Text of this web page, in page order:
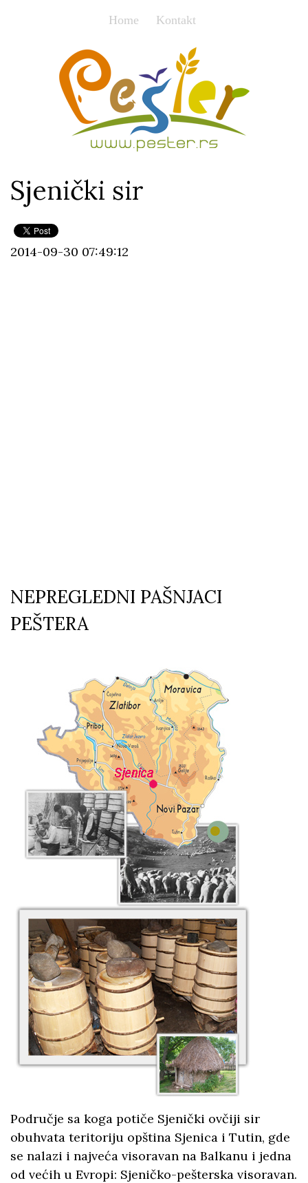
Home Kontakt
Sjenički sir
2014-09-30 07:49:12
NEPREGLEDNI PAŠNJACI
PEŠTERA
Područje sa koga potiče Sjenički ovčiji sir
obuhvata teritoriju opština Sjenica i Tutin, gde
se nalazi i najveća visoravan na Balkanu i jedna
od većih u Evropi: Sjeničko-pešterska visoravan.